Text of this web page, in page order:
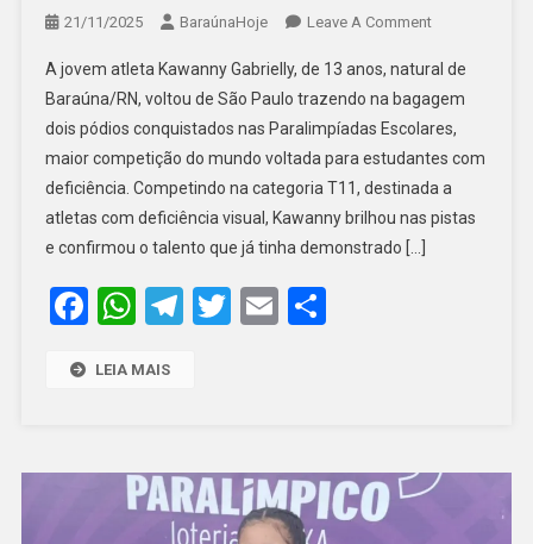
21/11/2025 BaraúnaHoje Leave A CommentOn
BARAUNENSE
CONQUISTA
DOIS
PÓDIOS
NAS
A jovem atleta Kawanny Gabrielly, de 13 anos, natural de
Baraúna/RN, voltou de São Paulo trazendo na bagagem
dois pódios conquistados nas Paralimpíadas Escolares,
maior competição do mundo voltada para estudantes com
deficiência. Competindo na categoria T11, destinada a
atletas com deficiência visual, Kawanny brilhou nas pistas
e confirmou o talento que já tinha demonstrado […]
Facebook
WhatsApp
Telegram
Twitter
EmailShare
LEIA MAIS